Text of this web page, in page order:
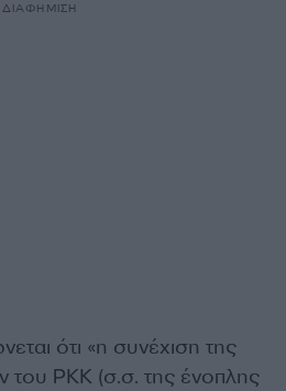
ΔΙΑΦΗΜΙΣΗ
ότι «η συνέχιση της
του ΡΚΚ (σ.σ. της ένοπλης